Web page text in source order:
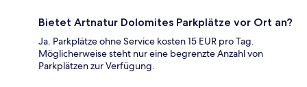
Bietet Artnatur Dolomites Parkplätze vor Ort an?
Ja. Parkplätze ohne Service kosten 15 EUR pro Tag.
Möglicherweise steht nur eine begrenzte Anzahl von
Parkplätzen zur Verfügung.